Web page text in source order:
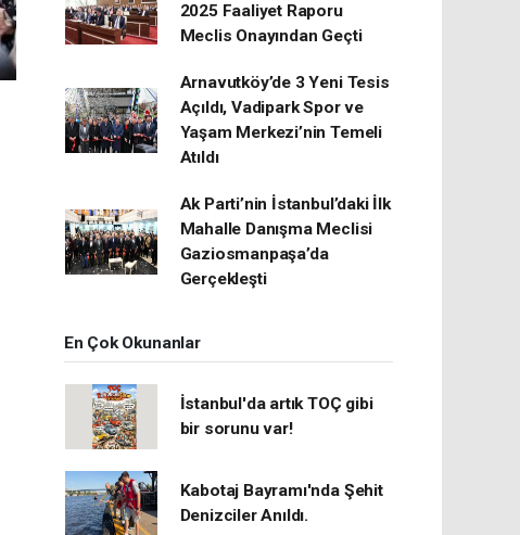
2025 Faaliyet Raporu
Meclis Onayından Geçti
Arnavutköy’de 3 Yeni Tesis
Açıldı, Vadipark Spor ve
Yaşam Merkezi’nin Temeli
Atıldı
Ak Parti’nin İstanbul’daki İlk
Mahalle Danışma Meclisi
Gaziosmanpaşa’da
Gerçekleşti
En Çok Okunanlar
İstanbul'da artık TOÇ gibi
bir sorunu var!
Kabotaj Bayramı'nda Şehit
Denizciler Anıldı.